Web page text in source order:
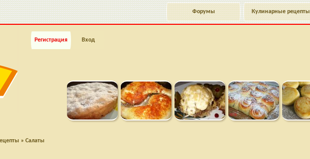
Кулинарные рецепты
Форумы
Регистрация Вход
» Салаты